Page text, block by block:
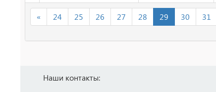
« 24 25 26 27 28 29 30 31
Наши контакты: